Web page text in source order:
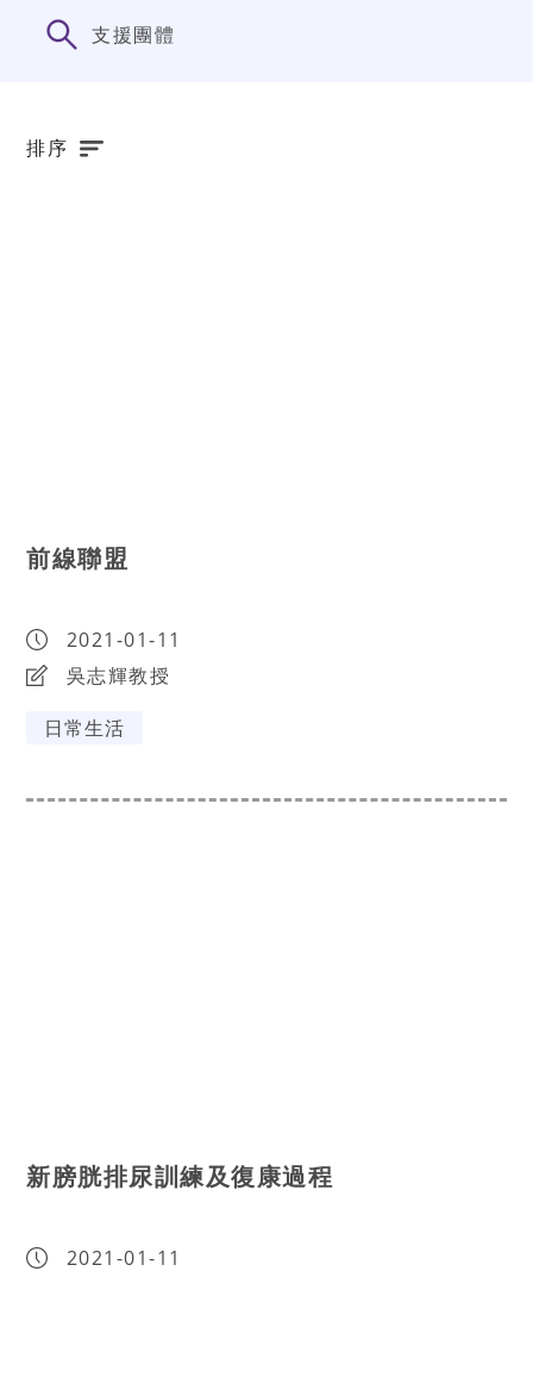
支援團體
排序
前線聯盟
2021-01-11
吳志輝教授
日常生活
新膀胱排尿訓練及復康過程
2021-01-11